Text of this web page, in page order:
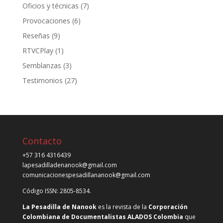
Oficios y técnicas (7)
Provocaciones (6)
Reseñas (9)
RTVCPlay(1)
Semblanzas (3)
Testimonios (27)
Contacto
+57 316 4316439
lapesadilladenanook@gmail.com
comunicacionespesadillananook@gmail.com
Código ISSN: 2805-8534.
La Pesadilla de Nanookes la revista de la Corporación
Colombiana de Documentalistas ALADOS Colombia que